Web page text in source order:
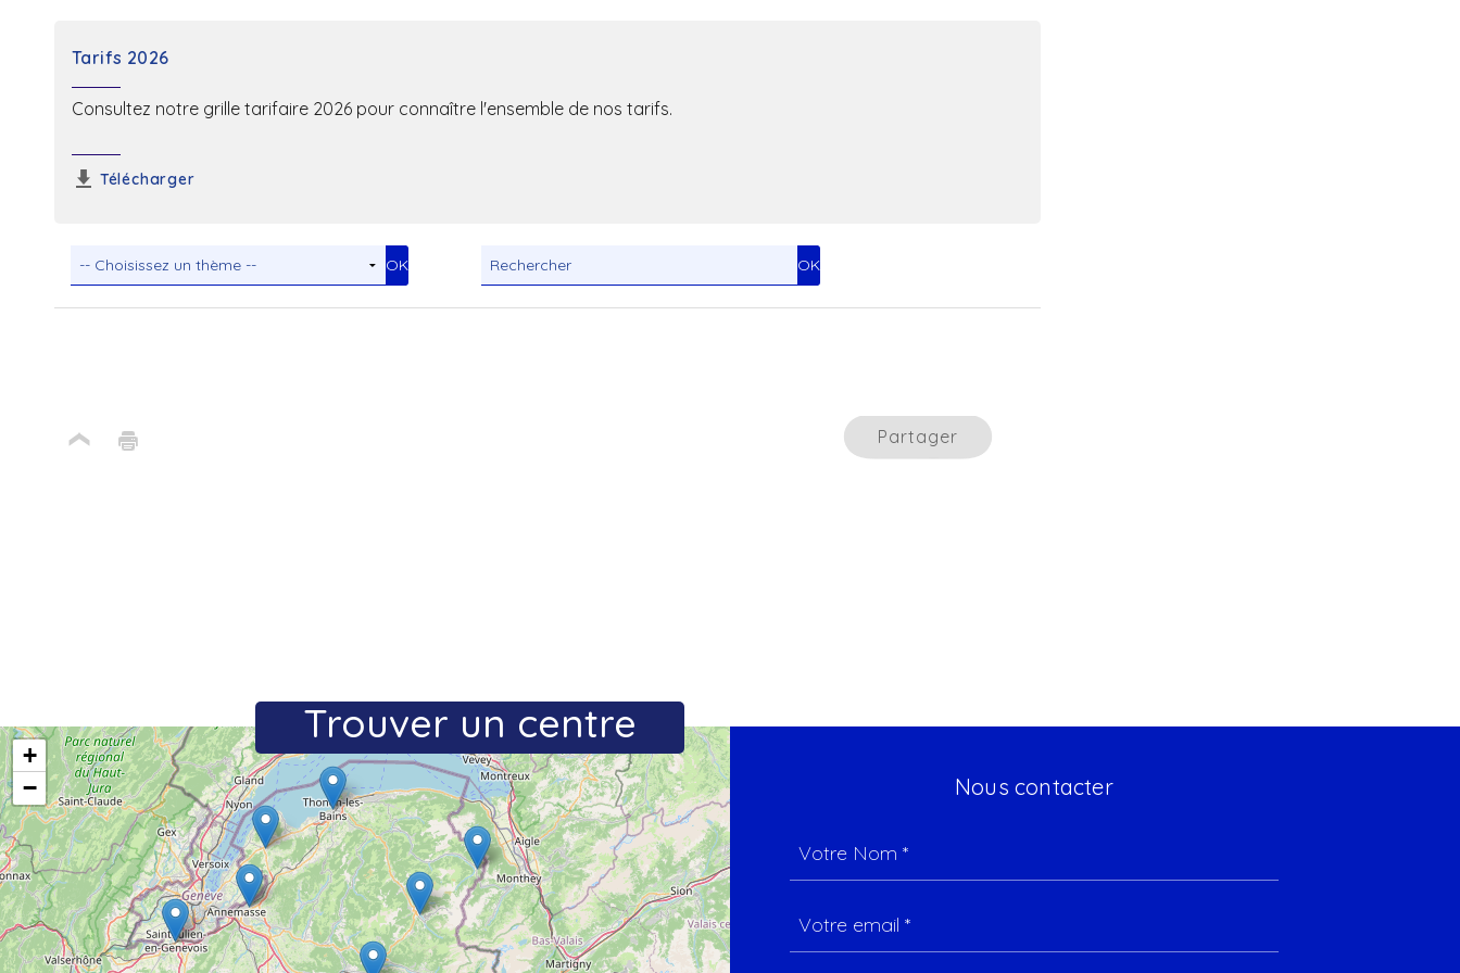
Tarifs 2026
Consultez notre grille tarifaire 2026 pour connaître l'ensemble de nos tarifs.
Télécharger
Partager
Trouver un centre
+
−
Nous contacter